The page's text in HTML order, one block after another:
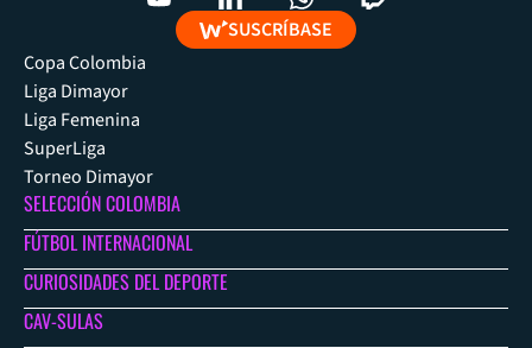
SUSCRÍBASE
Copa Colombia
Liga Dimayor
Liga Femenina
SuperLiga
Torneo Dimayor
SELECCIÓN COLOMBIA
FÚTBOL INTERNACIONAL
CURIOSIDADES DEL DEPORTE
CAV-SULAS